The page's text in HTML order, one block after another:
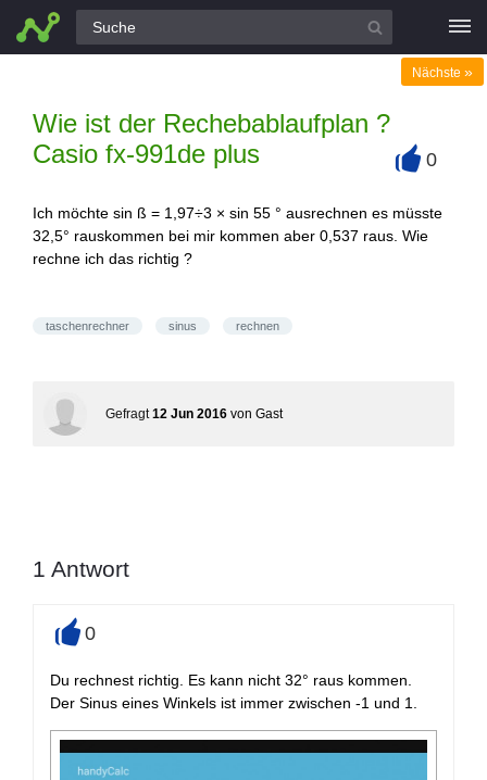
Alle Fragen
Wie ist der Rechebablaufplan ?
Casio fx-991de plus
Nächste »
0
Ich möchte sin ß = 1,97÷3 × sin 55 ° ausrechnen es müsste
32,5° rauskommen bei mir kommen aber 0,537 raus. Wie
rechne ich das richtig ?
taschenrechner sinus rechnen
Gefragt 12 Jun 2016 von Gast
1 Antwort
0
Du rechnest richtig. Es kann nicht 32° raus kommen.
Der Sinus eines Winkels ist immer zwischen -1 und 1.